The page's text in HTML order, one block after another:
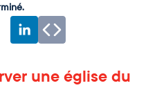
une église du